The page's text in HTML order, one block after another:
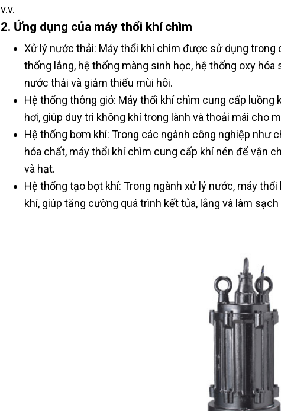
v.v.
2. Ứng dụng của máy thổi khí chìm
Xử lý nước thải: Máy thổi khí chìm được sử dụng trong
thống lắng, hệ thống màng sinh học, hệ thống oxy
nước thải và giảm thiểu mùi hôi.
Hệ thống thông gió: Máy thổi khí chìm cung cấp luồng
hơi, giúp duy trì không khí trong lành và thoải mái cho
Hệ thống bơm khí: Trong các ngành công nghiệp như
hóa chất, máy thổi khí chìm cung cấp khí nén để vận
và hạt.
Hệ thống tạo bọt khí: Trong ngành xử lý nước, máy
khí, giúp tăng cường quá trình kết tủa, lắng và làm